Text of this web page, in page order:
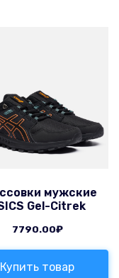
мужские
Gel-Citrek
7790.00₽
Купить товар